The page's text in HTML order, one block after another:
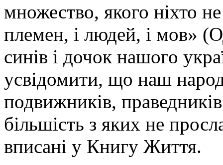
множество, якого ніхто не
племен, і людей, і мов»
синів і дочок нашого
усвідомити, що наш
подвижників,
більшість з яких не
вписані у Книгу Життя.